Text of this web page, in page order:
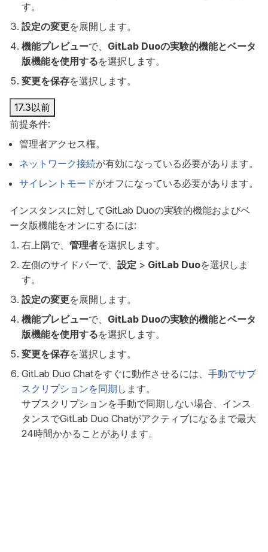
す。
設定の変更を展開します。
機能プレビューで、 GitLab Duoの実験的機能とベータ
版機能を使用するを選択します。
変更を保存を選択します。
17.3以前
前提条件:
管理者アクセス権。
ネットワーク接続が有効になっている必要があります。
サイレントモードがオフになっている必要があります。
インスタンスに対してGitLab Duoの実験的機能およびベ
ータ版機能をオンにするには:
右上隅で、 管理者を選択します。
左側のサイドバーで、 設定 > GitLab Duoを選択しま
す。
設定の変更を展開します。
機能プレビューで、 GitLab Duoの実験的機能とベータ
版機能を使用するを選択します。
変更を保存を選択します。
GitLab Duo Chatをすぐに動作させるには、 手動でサブ
スクリプションを同期 します。
サブスクリプションを手動で同期しない場合、インス
タンスでGitLab Duo Chatがアクティブになるまで最大
24時間かかることがあります。